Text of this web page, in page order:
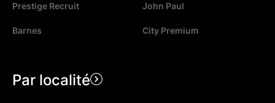
Prestige Recruit John Paul
Barnes City Premium
Par localité